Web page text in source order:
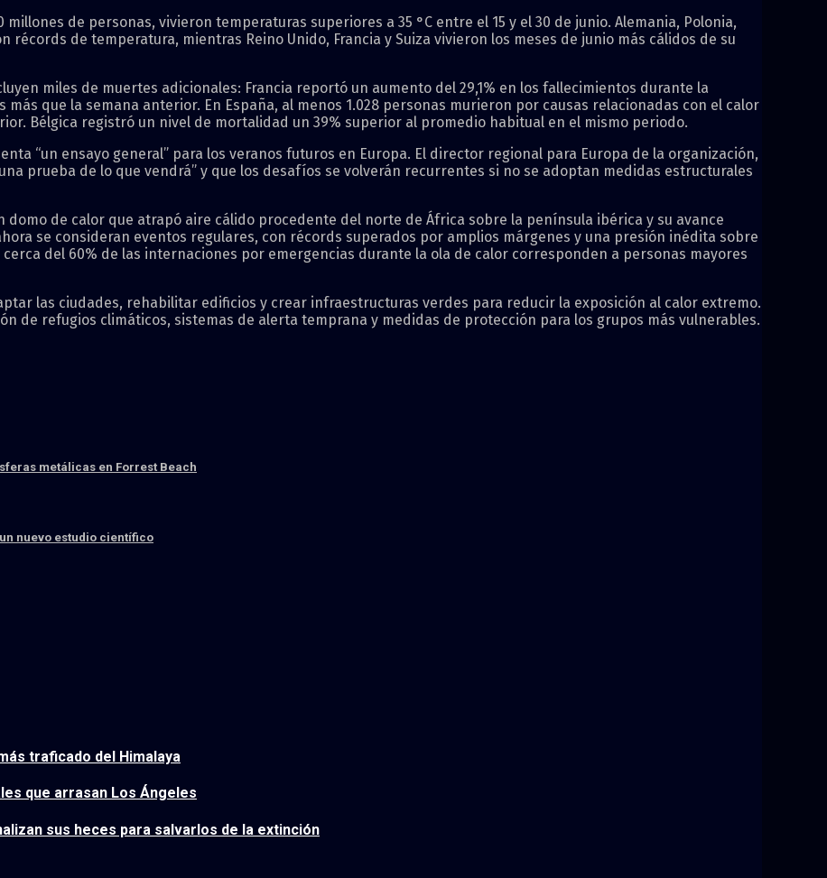
de personas, vivieron temperaturas superiores a 35 °C entre el 15 y el 30 de junio. Alemania, Polonia,
récords de temperatura, mientras Reino Unido, Francia y Suiza vivieron los meses de junio más cálidos de su
miles de muertes adicionales: Francia reportó un aumento del 29,1% en los fallecimientos durante la
más que la semana anterior. En España, al menos 1.028 personas murieron por causas relacionadas con el calor
Bélgica registró un nivel de mortalidad un 39% superior al promedio habitual en el mismo periodo.
“un ensayo general” para los veranos futuros en Europa. El director regional para Europa de la organización,
prueba de lo que vendrá” y que los desafíos se volverán recurrentes si no se adoptan medidas estructurales
domo de calor que atrapó aire cálido procedente del norte de África sobre la península ibérica y su avance
se consideran eventos regulares, con récords superados por amplios márgenes y una presión inédita sobre
cerca del 60% de las internaciones por emergencias durante la ola de calor corresponden a personas mayores
las ciudades, rehabilitar edificios y crear infraestructuras verdes para reducir la exposición al calor extremo.
de refugios climáticos, sistemas de alerta temprana y medidas de protección para los grupos más vulnerables.
metálicas en Forrest Beach
nuevo estudio científico
traficado del Himalaya
que arrasan Los Ángeles
sus heces para salvarlos de la extinción